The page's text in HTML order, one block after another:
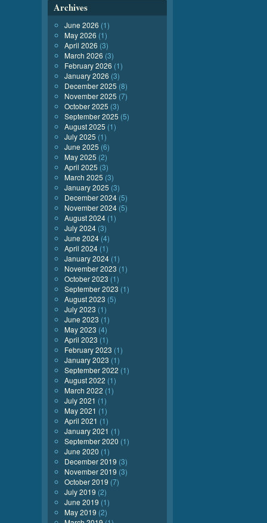
Archives
June 2026 (1)
May 2026 (1)
April 2026 (3)
March 2026 (3)
February 2026 (1)
January 2026 (3)
December 2025 (8)
November 2025 (7)
October 2025 (3)
September 2025 (5)
August 2025 (1)
July 2025 (1)
June 2025 (6)
May 2025 (2)
April 2025 (3)
March 2025 (3)
January 2025 (3)
December 2024 (5)
November 2024 (5)
August 2024 (1)
July 2024 (3)
June 2024 (4)
April 2024 (1)
January 2024 (1)
November 2023 (1)
October 2023 (1)
September 2023 (1)
August 2023 (5)
July 2023 (1)
June 2023 (1)
May 2023 (4)
April 2023 (1)
February 2023 (1)
January 2023 (1)
September 2022 (1)
August 2022 (1)
March 2022 (1)
July 2021 (1)
May 2021 (1)
April 2021 (1)
January 2021 (1)
September 2020 (1)
June 2020 (1)
December 2019 (3)
November 2019 (3)
October 2019 (7)
July 2019 (2)
June 2019 (1)
May 2019 (2)